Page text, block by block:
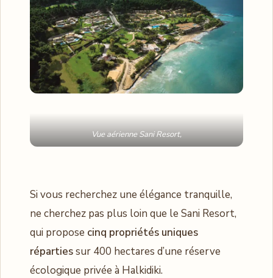
Vue aérienne Sani Resort,
Si vous recherchez une élégance tranquille,
ne cherchez pas plus loin que le Sani Resort,
qui propose cinq propriétés uniques
répartiessur 400 hectares d’une réserve
écologique privée à Halkidiki.